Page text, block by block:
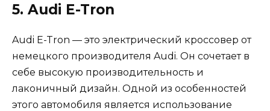
5. Audi E-Tron
Audi E-Tron — это электрический кроссовер от
немецкого производителя Audi. Он сочетает в
себе высокую производительность и
лаконичный дизайн. Одной из особенностей
этого автомобиля является использование